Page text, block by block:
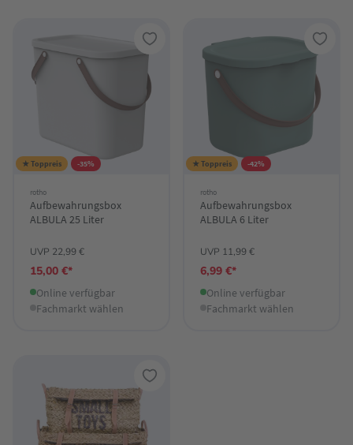
★ Toppreis -35%
rotho
Aufbewahrungsbox
ALBULA 25 Liter
UVP 22,99 €
15,00 €*
Online verfügbar
Fachmarkt wählen
★ Toppreis -42%
rotho
Aufbewahrungsbox
ALBULA 6 Liter
UVP 11,99 €
6,99 €*
Online verfügbar
Fachmarkt wählen